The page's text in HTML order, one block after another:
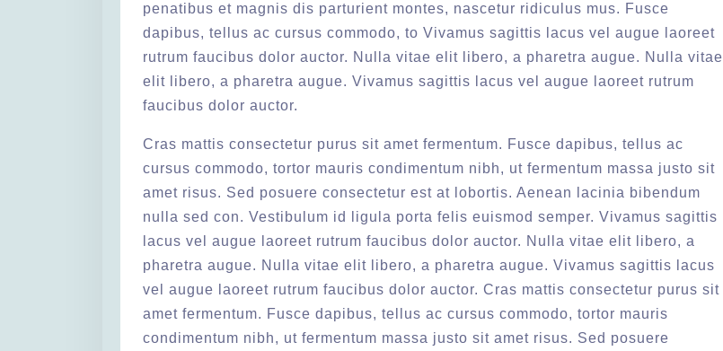
penatibus et magnis dis parturient montes, nascetur ridiculus mus. Fusce
dapibus, tellus ac cursus commodo, to Vivamus sagittis lacus vel augue laoreet
rutrum faucibus dolor auctor. Nulla vitae elit libero, a pharetra augue. Nulla vitae
elit libero, a pharetra augue. Vivamus sagittis lacus vel augue laoreet rutrum
faucibus dolor auctor.
Cras mattis consectetur purus sit amet fermentum. Fusce dapibus, tellus ac
cursus commodo, tortor mauris condimentum nibh, ut fermentum massa justo sit
amet risus. Sed posuere consectetur est at lobortis. Aenean lacinia bibendum
nulla sed con. Vestibulum id ligula porta felis euismod semper. Vivamus sagittis
lacus vel augue laoreet rutrum faucibus dolor auctor. Nulla vitae elit libero, a
pharetra augue. Nulla vitae elit libero, a pharetra augue. Vivamus sagittis lacus
vel augue laoreet rutrum faucibus dolor auctor. Cras mattis consectetur purus sit
amet fermentum. Fusce dapibus, tellus ac cursus commodo, tortor mauris
condimentum nibh, ut fermentum massa justo sit amet risus. Sed posuere